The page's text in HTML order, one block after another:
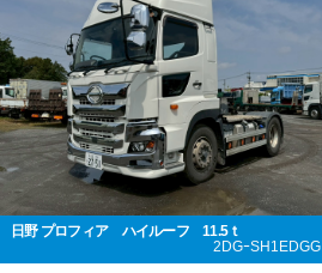
日野 プロフィア ハイルーフ 11.5ｔ
2DGｰSH1EDGG